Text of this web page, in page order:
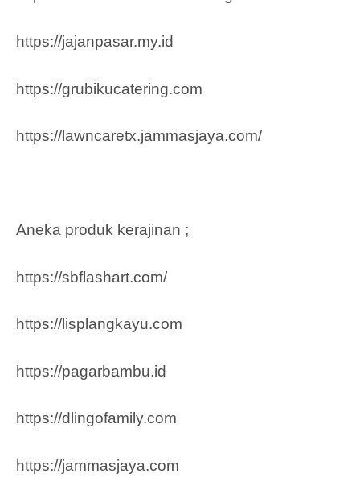
https://jajanpasar.my.id
https://grubikucatering.com
https://lawncaretx.jammasjaya.com/
Aneka produk kerajinan ;
https://sbflashart.com/
https://lisplangkayu.com
https://pagarbambu.id
https://dlingofamily.com
https://jammasjaya.com